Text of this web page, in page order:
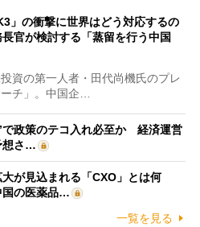
」の衝撃に世界はどう対応するの
官が検討する「蒸留を行う中国
資の第一人者・田代尚機氏のプレ
チ」。中国企…
で政策のテコ入れ必至か 経済運営
想さ…
が見込まれる「CXO」とは何
の医薬品…
一覧を見る